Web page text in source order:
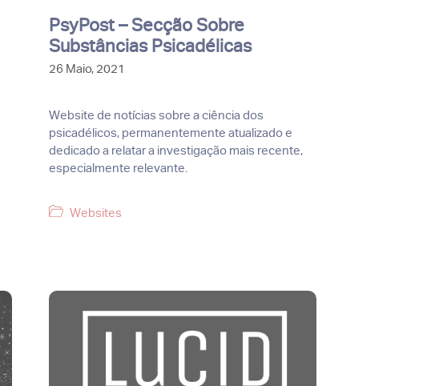
PsyPost – Secção Sobre
Substâncias Psicadélicas
26 Maio, 2021
Website de notícias sobre a ciência dos
psicadélicos, permanentemente atualizado e
dedicado a relatar a investigação mais recente,
especialmente relevante.
Categorias
Websites